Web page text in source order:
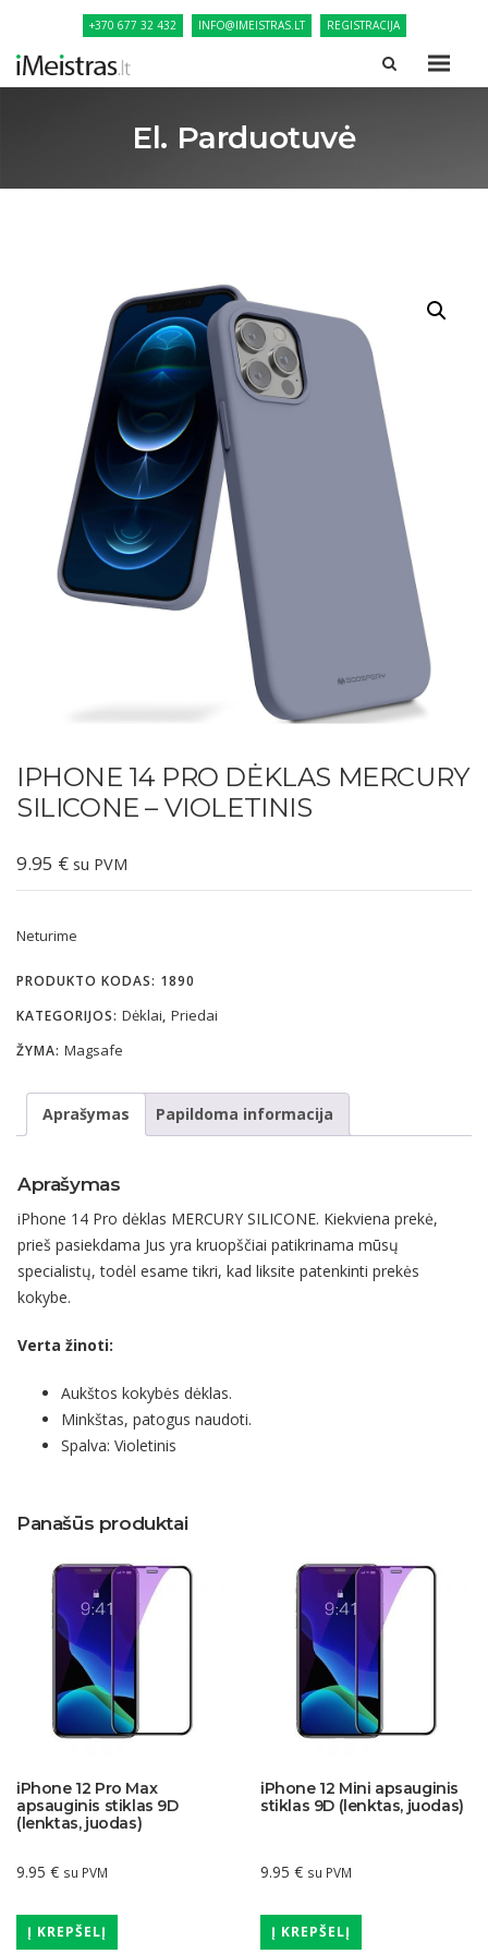
+370 677 32 432 INFO@IMEISTRAS.LT REGISTRACIJA
El. Parduotuvė
IPHONE 14 PRO DĖKLAS MERCURY
SILICONE – VIOLETINIS
9.95 € su PVM
Neturime
PRODUKTO KODAS: 1890
KATEGORIJOS: Dėklai, Priedai
ŽYMA: Magsafe
Aprašymas Papildoma informacija
Aprašymas
iPhone 14 Pro dėklas MERCURY SILICONE. Kiekviena prekė,
prieš pasiekdama Jus yra kruopščiai patikrinama mūsų
specialistų, todėl esame tikri, kad liksite patenkinti prekės
kokybe.
Verta žinoti:
Aukštos kokybės dėklas.
Minkštas, patogus naudoti.
Spalva: Violetinis
Panašūs produktai
iPhone 12 Pro Max
apsauginis stiklas 9D
(lenktas, juodas)
9.95 € su PVM
Į KREPŠELĮ
iPhone 12 Mini apsauginis
stiklas 9D (lenktas, juodas)
9.95 € su PVM
Į KREPŠELĮ